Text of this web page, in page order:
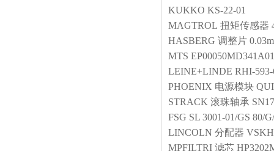
KUKKO KS-22-01
MAGTROL 扭矩传感器
HASBERG 调整片
MTS EP00050MD341A01
LEINE+LINDE RHI-
PHOENIX 电源模块
STRACK 滚珠轴承
FSG SL 3001-01/GS 80/
LINCOLN 分配器
MPFILTRI 滤芯